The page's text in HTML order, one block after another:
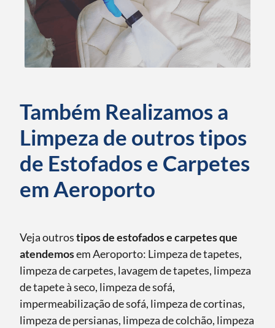
Também Realizamos a
Limpeza de outros tipos
de Estofados e Carpetes
em Aeroporto
Veja outrostipos de estofados e carpetes que
atendemosem Aeroporto: Limpeza de tapetes,
limpeza de carpetes, lavagem de tapetes, limpeza
de tapete à seco, limpeza de sofá,
impermeabilização de sofá, limpeza de cortinas,
limpeza de persianas, limpeza de colchão, limpeza